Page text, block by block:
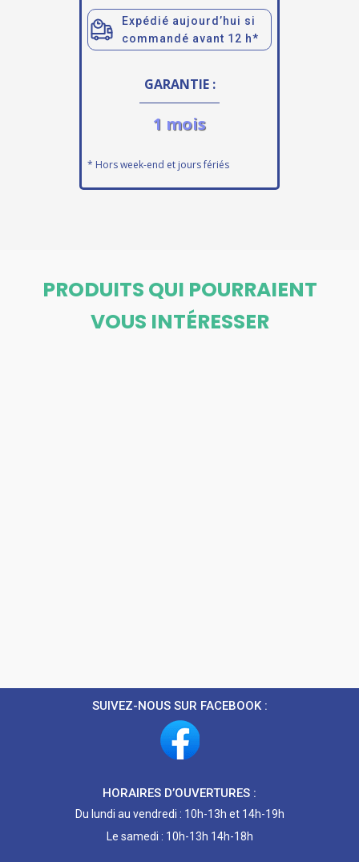
Expédié aujourd’hui si
commandé avant 12 h*
GARANTIE :
1 mois
* Hors week-end et jours fériés
PRODUITS QUI POURRAIENT
VOUS INTÉRESSER
SUIVEZ-NOUS SUR FACEBOOK :
HORAIRES D’OUVERTURES :
Du lundi au vendredi : 10h-13h et 14h-19h
Le samedi : 10h-13h 14h-18h